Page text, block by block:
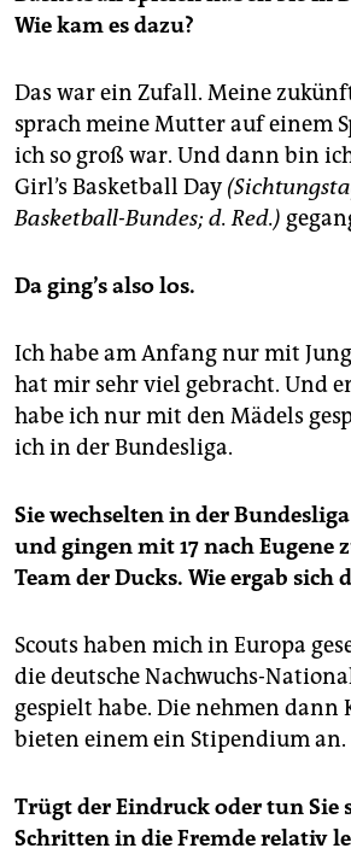
Wie kam es dazu?
Das war ein Zufall. Meine
sprach meine Mutter auf einem
ich so groß war. Und dann bin
Girl’s Basketball Day
Basketball-Bundes; d. Red.)
Da ging’s also los.
Ich habe am Anfang nur mit
hat mir sehr viel gebracht. Und
habe ich nur mit den Mädels
ich in der Bundesliga.
Sie wechselten in der
und gingen mit 17 nach Eugene
Team der Ducks. Wie ergab sich
Scouts haben mich in Europa
die deutsche Nachwuchs-
gespielt habe. Die nehmen
bieten einem ein Stipendium an.
Trügt der Eindruck oder tun Sie
Schritten in die Fremde relativ